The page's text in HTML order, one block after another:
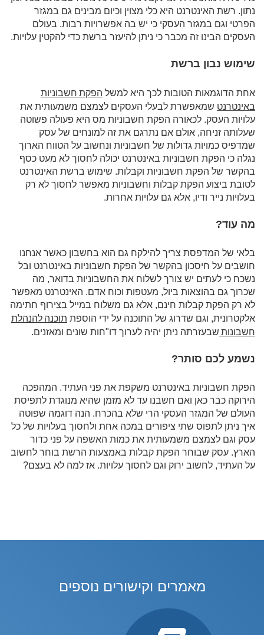
נתון. רשת האינטרנט היא כלי מצוין וכיום מבינים גם במגזר
הפרטי וגם במגזר העסקי כי יש בה אפשרויות רבות. בעולם
העסקים הבינו זה מכבר כי ניתן להיעזר ברשת כדי להקטין עלויות.
שימוש נבון ברשת
אחת הדוגמאות הטובות לכך היא למשל הפקת חשבוניות
באינטרנט שמאפשרת לבעלי העסקים לצמצם משמעותית את
עלויות העסק. לכאורה הפקת חשבוניות מס היא פעולה פשוטה
שעלותה זניחה, אולם אם נתרגם את זה למונחים של עסק
שמדפיס כמויות גדולות של חשבוניות ונחשוב על הטווח הארוך
נגלה כי הפקת חשבוניות באינטרנט יכולה לחסוך לא מעט כסף
בהקשר של הפקת חשבוניות וקבלות. שימוש ברשת האינטרנט
לטובת ביצוע הפקת קבלות וחשבוניות מאפשר לחסוך לא רק
בעלויות נייר ודיו, אלא גם עלויות אחרות.
מה עוד?
בלאי של המדפסת צריך להילקח גם הוא בחשבון כאשר אנחנו
חושבים על חיסכון בהקשר של הפקת חשבוניות באינטרנט ובל
נשכח כי לעתים יש צורך לשלוח את החשבוניות בדואר, מה
שכרוך גם בהוצאות ביול, מעטפות וכוח אדם. האינטרנט מאפשר
לא רק הפקת קבלות חינם, אלא גם משלוח במייל בצירוף חתימה
אלקטרונית, וגם שדרוג של התוכנה על ידי הוספת תוכנה להנהלת
חשבונות שבעזרתה ניתן יהיה לערוך דו"חות שונים ומאזנים.
נשמע לכם סותר?
הפקת חשבוניות באינטרנט משקפת את פני העתיד. המהפכה
הירוקה כבר כאן ואם חשבנו עד לא מזמן שהיא מנוגדת לתפיסת
העולם של המגזר העסקי הרי שלא בהכרח. הנה דוגמה שפוטה
איך ניתן לתפוס שתי ציפורים במכה אחת ולחסוך בעלויות של כל
עסק וגם לצמצם משמעותית את כמות האשפה על פני כדור
הארץ. עסק שבוחר הפקת קבלות באמצעות הרשת בוחר לחשוב
על העתיד, לחשוב ירוק וגם לחסוך עלויות. אז למה לא בעצם?
מאמרים וקישורים נוספים